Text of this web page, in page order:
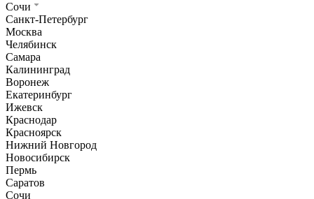
Сочи
Санкт-Петербург
Москва
Челябинск
Самара
Калининград
Воронеж
Екатеринбург
Ижевск
Краснодар
Красноярск
Нижний Новгород
Новосибирск
Пермь
Саратов
Сочи